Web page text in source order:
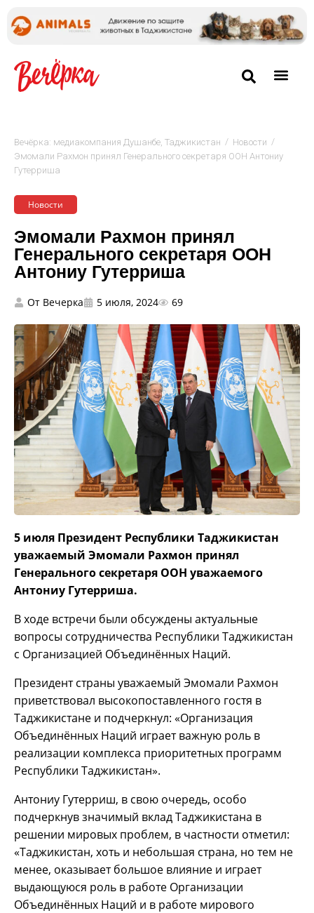
Вечёрка: медиакомпания Душанбе, Таджикистан / Новости /
Эмомали Рахмон принял Генерального секретаря ООН Антониу
Гутерриша
Новости
Эмомали Рахмон принял
Генерального секретаря ООН
Антониу Гутерриша
От Вечерка 5 июля, 2024 69
5 июля Президент Республики Таджикистан
уважаемый Эмомали Рахмон принял
Генерального секретаря ООН уважаемого
Антониу Гутерриша.
В ходе встречи были обсуждены актуальные
вопросы сотрудничества Республики Таджикистан
с Организацией Объединённых Наций.
Президент страны уважаемый Эмомали Рахмон
приветствовал высокопоставленного гостя в
Таджикистане и подчеркнул: «Организация
Объединённых Наций играет важную роль в
реализации комплекса приоритетных программ
Республики Таджикистан».
Антониу Гутерриш, в свою очередь, особо
подчеркнув значимый вклад Таджикистана в
решении мировых проблем, в частности отметил:
«Таджикистан, хоть и небольшая страна, но тем не
менее, оказывает большое влияние и играет
выдающуюся роль в работе Организации
Объединённых Наций и в работе мирового